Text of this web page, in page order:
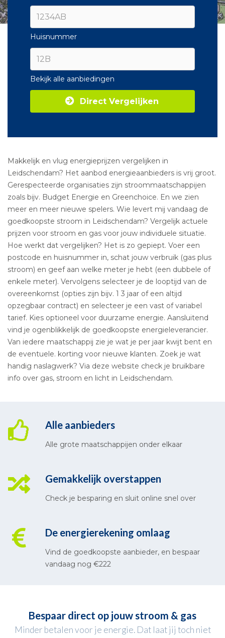
Huisnummer
Bekijk alle aanbiedingen
Direct Vergelijken
Makkelijk en vlug energieprijzen vergelijken in
Leidschendam? Het aanbod energieaanbieders is vrij groot.
Gerespecteerde organisaties zijn stroommaatschappijen
zoals bijv. Budget Energie en Greenchoice. En we zien
meer en meer nieuwe spelers. Wie levert mij vandaag de
goedkoopste stroom in Leidschendam? Vergelijk actuele
prijzen voor stroom en gas voor jouw individuele situatie.
Hoe werkt dat vergelijken? Het is zo gepiept. Voer een
postcode en huisnummer in, schat jouw verbruik (gas plus
stroom) en geef aan welke meter je hebt (een dubbele of
enkele meter). Vervolgens selecteer je de looptijd van de
overeenkomst (opties zijn bijv. 1 3 jaar of een altijd
opzegbaar contract) en selecteer je een vast of variabel
tarief. Kies optioneel voor duurzame energie. Aansluitend
vind je ogenblikkelijk de goedkoopste energieleverancier.
Van iedere maatschappij zie je wat je per jaar kwijt bent en
de eventuele. korting voor nieuwe klanten. Zoek je wat
handig naslagwerk? Via deze website check je bruikbare
info over gas, stroom en licht in Leidschendam.
Alle aanbieders
Alle grote maatschappijen onder elkaar
Gemakkelijk overstappen
Check je besparing en sluit online snel over
De energierekening omlaag
Vind de goedkoopste aanbieder, en bespaar
vandaag nog €222
Bespaar direct op jouw stroom & gas
Minder betalen voor je energie. Dat laat jij toch niet